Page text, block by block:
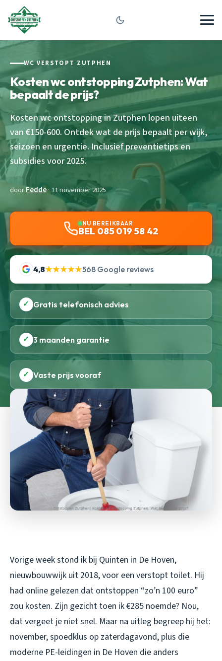
WC VERSTOPT ZUTPHEN
Kosten wc ontstopping Zutphen: Wat
bepaalt de prijs?
Kosten wc ontstopping in Zutphen lopen uiteen
van €150-600. Ontdek wat de prijs bepaalt per wijk,
seizoen en urgentie. Inclusief preventietips en
subsidies voor 2025.
doorFedde· 11 november 2025
NU BEREIKBAAR
BEL 085 019 58 42
4,8★★★★★568 Google reviews
✓ Gratis telefonisch advies
✓ 3 maanden garantie
✓ Vaste prijs vooraf
Vorige week stond ik bij Quinten in De Hoven,
nieuwbouwwijk uit 2018, voor een verstopt toilet. Hij
had online gelezen dat ontstoppen “zo’n 100 euro”
zou kosten. Zijn gezicht toen ik €285 noemde? Nou,
dat vergeet je niet snel. Maar na uitleg begreep hij het:
november, spoedklus op zaterdagavond, plus die
moderne PE-leidingen in De Hoven die anders